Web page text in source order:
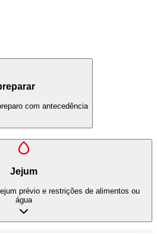
com antecedência
Jejum
prévio e restrições de alimentos ou
água